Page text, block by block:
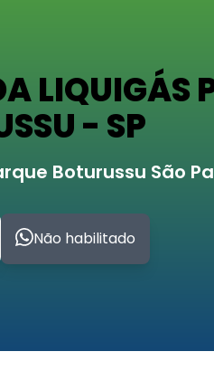
LIQUIGÁS
- SP
Boturussu São
Não habilitado